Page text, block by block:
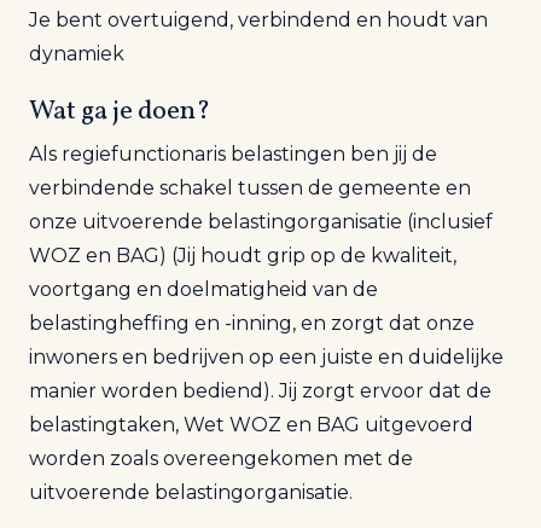
Je bent overtuigend, verbindend en houdt van
dynamiek
Wat ga je doen?
Als regiefunctionaris belastingen ben jij de
verbindende schakel tussen de gemeente en
onze uitvoerende belastingorganisatie (inclusief
WOZ en BAG) (Jij houdt grip op de kwaliteit,
voortgang en doelmatigheid van de
belastingheffing en -inning, en zorgt dat onze
inwoners en bedrijven op een juiste en duidelijke
manier worden bediend). Jij zorgt ervoor dat de
belastingtaken, Wet WOZ en BAG uitgevoerd
worden zoals overeengekomen met de
uitvoerende belastingorganisatie.